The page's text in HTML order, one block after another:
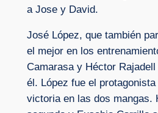
a Jose y David.
José López, que también
el mejor en los
Camarasa y Héctor
él. López fue el
victoria en las dos mangas.